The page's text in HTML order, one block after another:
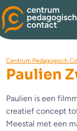
Centrum Pedagogisch
Paulien
Paulien is een
creatief concept
Meestal met een